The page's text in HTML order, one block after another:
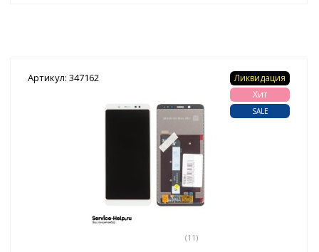
Артикул: 347162
(11)
Ликвидация
Хит
SALE